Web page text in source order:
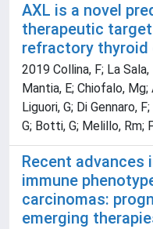
AXL is a novel
therapeutic
refractory thyroid
2019 Collina, F; La
Mantia, E; Chiofalo, Mg;
Liguori, G; Di Gennaro,
G; Botti, G; Melillo, Rm;
Recent advances
immune
carcinomas:
emerging